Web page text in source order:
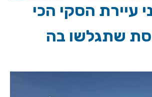
עיירת הסקי הכי
שתגלשו בה